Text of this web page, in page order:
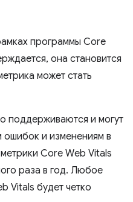
программы Core
она становится
может стать
поддерживаются и могут
ошибок и изменениям в
Core Web Vitals
раза в год. Любое
Vitals будет четко